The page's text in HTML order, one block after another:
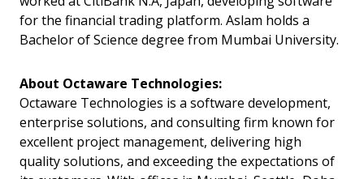
for the financial trading platform. Aslam holds a
Bachelor of Science degree from Mumbai University.
About Octaware Technologies:
Octaware Technologies is a software development,
enterprise solutions, and consulting firm known for
excellent project management, delivering high
quality solutions, and exceeding the expectations of